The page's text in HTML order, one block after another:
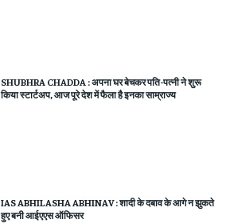
SHUBHRA CHADDA : अपना घर बेचकर पति-पत्नी ने शुरू
किया स्टार्टअप, आज पूरे देश में फैला है इनका साम्राज्य
IAS ABHILASHA ABHINAV : शादी के दबाव के आगे न झुकते
हुए बनी आईएएस ऑफिसर